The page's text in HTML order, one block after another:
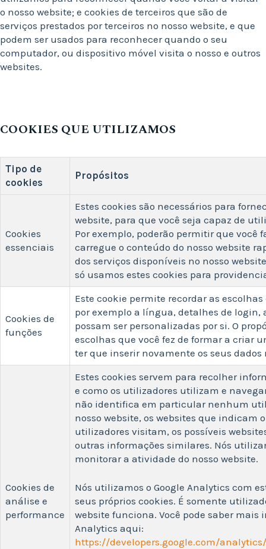
o nosso website; e cookies de terceiros que são de
serviços prestados por terceiros no nosso website, e que
podem ser usados para reconhecer quando o seu
computador, ou dispositivo móvel visita o nosso e outros
websites.
COOKIES QUE UTILIZAMOS
Tipo de
cookies
Propósitos
Cookies
essenciais
Estes cookies são necessários para
website, para que você seja capaz de
Por exemplo, poderão permitir que você
carregue o conteúdo do nosso website
dos serviços disponíveis no nosso
só usamos estes cookies para
Cookies de
funções
Este cookie permite recordar as
por exemplo a língua, detalhes de login,
possam ser personalizadas por si. O
escolhas que você fez de formar a criar
ter que inserir novamente os seus dados
Cookies de
análise e
performance
Estes cookies servem para recolher
e como os utilizadores utilizam e
não identifica em particular nenhum
nosso website, os websites que indicam
utilizadores visitam, os possíveis
outras informações similares. Nós
monitorar a atividade do nosso website.
Nós utilizamos o Google Analytics com
seus próprios cookies. É somente
website funciona. Você pode saber mais
Analytics aqui:
https://developers.google.com/